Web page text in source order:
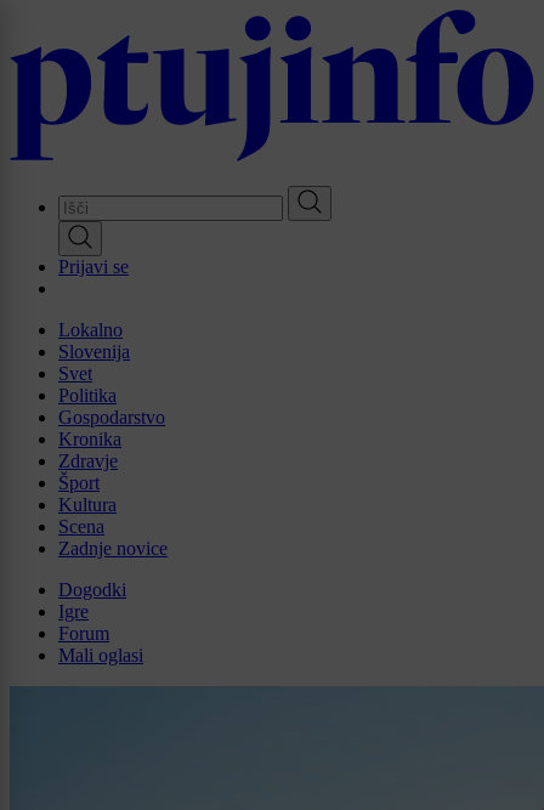
main
Prijavi se
Lokalno
Slovenija
Svet
Politika
Gospodarstvo
Kronika
Zdravje
Šport
Kultura
Scena
Zadnje novice
Dogodki
Igre
Forum
Mali oglasi